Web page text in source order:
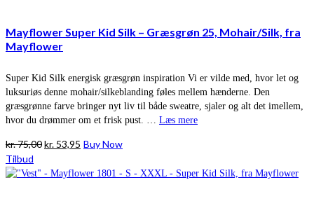
Mayflower Super Kid Silk – Græsgrøn 25, Mohair/Silk, fra
Mayflower
Super Kid Silk energisk græsgrøn inspiration Vi er vilde med, hvor let og
luksuriøs denne mohair/silkeblanding føles mellem hænderne. Den
græsgrønne farve bringer nyt liv til både sweatre, sjaler og alt det imellem,
hvor du drømmer om et frisk pust. … Læs mere
kr.75,00Den
pris
kr. 53,95 Den
pris
Buy Now
Tilbud